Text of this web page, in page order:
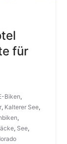
für
Biken,
, Kalterer See,
,
, See,